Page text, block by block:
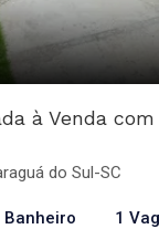
à Venda
do Sul-SC
Banheiro 1